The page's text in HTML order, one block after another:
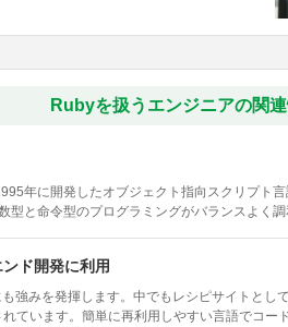
Rubyを扱うエンジニアの関
年に開発したオブジェクト指向スクリプト
型と命令型のプログラミングがバランスよく調
ド開発に利用
強みを発揮します。中でもレシピサイトとし
ています。簡単に再利用しやすい言語でコー